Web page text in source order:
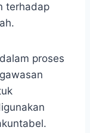
terhadap
proses